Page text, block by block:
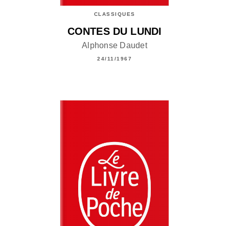
CLASSIQUES
CONTES DU LUNDI
Alphonse Daudet
24/11/1967